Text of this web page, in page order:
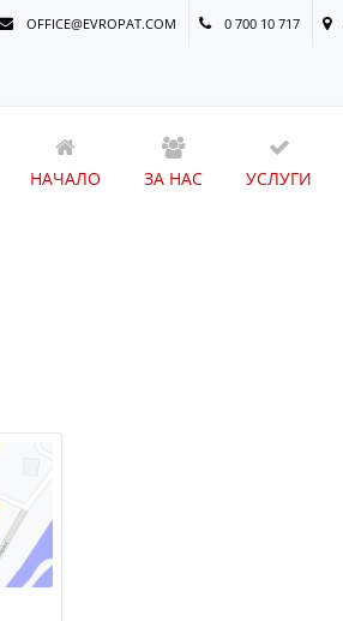
OFFICE@EVROPAT.COM 0 700 10 717
НАЧАЛО ЗА НАС УСЛУГИ